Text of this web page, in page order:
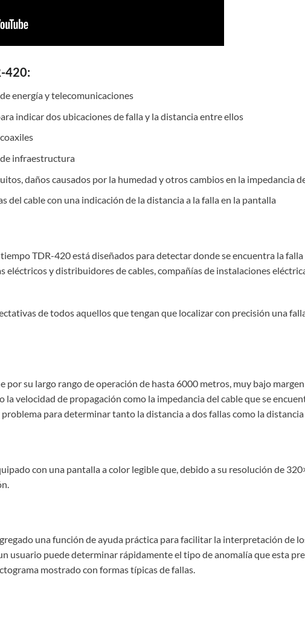
420:
energía y telecomunicaciones
indicar dos ubicaciones de falla y la distancia entre ellos
infraestructura
daños causados por la humedad y otros cambios en la impedancia
del cable con una indicación de la distancia a la falla en la pantalla
TDR-420 está diseñados para detectar donde se encuentra la
eléctricos y distribuidores de cables, compañías de instalaciones
de todos aquellos que tengan que localizar con precisión una
por su largo rango de operación de hasta 6000 metros, muy bajo
la velocidad de propagación como la impedancia del cable que se
para determinar tanto la distancia a dos fallas como la
con una pantalla a color legible que, debido a su resolución de
una función de ayuda práctica para facilitar la interpretación de
usuario puede determinar rápidamente el tipo de anomalía que esta
mostrado con formas típicas de fallas.